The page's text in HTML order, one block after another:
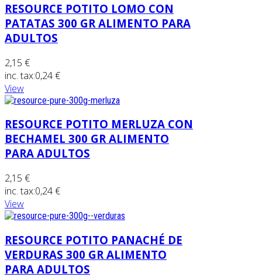
RESOURCE POTITO LOMO CON
PATATAS 300 GR ALIMENTO PARA
ADULTOS
2,15 €
inc. tax:0,24 €
View
RESOURCE POTITO MERLUZA CON
BECHAMEL 300 GR ALIMENTO
PARA ADULTOS
2,15 €
inc. tax:0,24 €
View
RESOURCE POTITO PANACHÉ DE
VERDURAS 300 GR ALIMENTO
PARA ADULTOS